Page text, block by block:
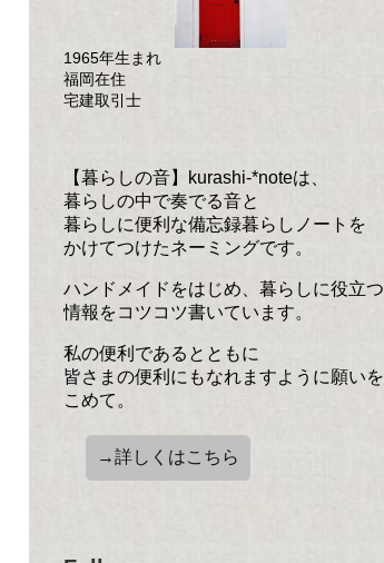
1965年生まれ
福岡在住
宅建取引士
【暮らしの音】kurashi-*noteは、
暮らしの中で奏でる音と
暮らしに便利な備忘録暮らしノートを
かけてつけたネーミングです。
ハンドメイドをはじめ、暮らしに役立つ
情報をコツコツ書いています。
私の便利であるとともに
皆さまの便利にもなれますように願いを
こめて。
→詳しくはこちら